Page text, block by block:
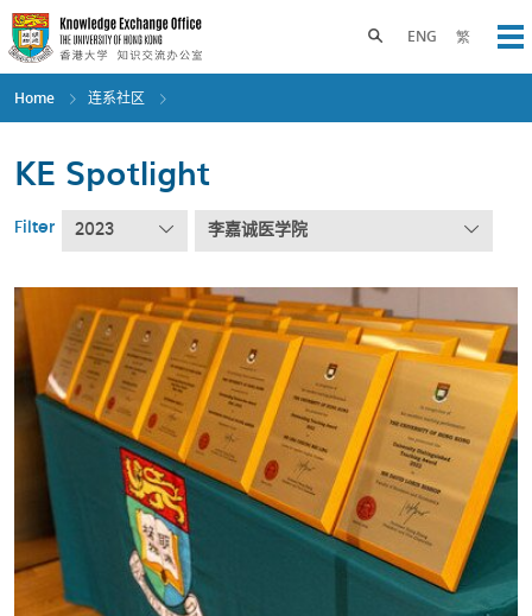
Skip
to
main
content
ENG 繁
Toggle search panel
Home 连系社区
KE Spotlight
Filter 2023 李嘉诚医学院